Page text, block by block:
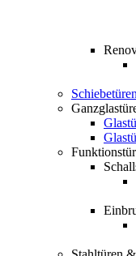
Schiebetüren